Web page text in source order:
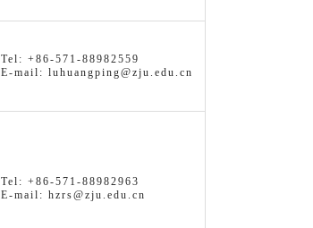
Tel: +86-571-88982559
E-mail: luhuangping@zju.edu.cn
Tel: +86-571-88982963
E-mail: hzrs@zju.edu.cn